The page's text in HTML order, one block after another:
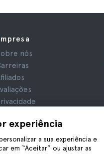
experiência
a sua experiência e
em “Aceitar” ou ajustar as
nós
Legal